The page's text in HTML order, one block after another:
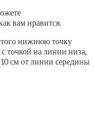
вам нравится.
нижнюю точку
точкой на линии низа,
см от линии середины